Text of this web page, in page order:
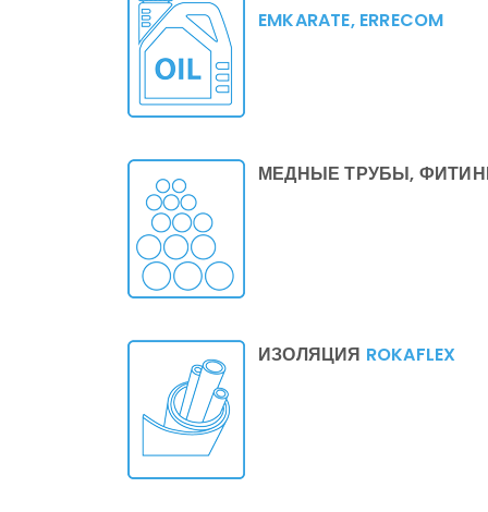
EMKARATE, ERRECOM
МЕДНЫЕ ТРУБЫ,
ИЗОЛЯЦИЯ ROKAFLEX